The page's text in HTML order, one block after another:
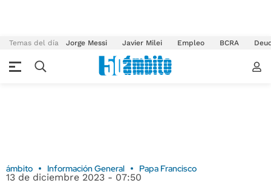
Temas del día Jorge Messi Javier Milei Empleo BCRA
ámbito Información General Papa Francisco
13 de diciembre 2023 - 07:50